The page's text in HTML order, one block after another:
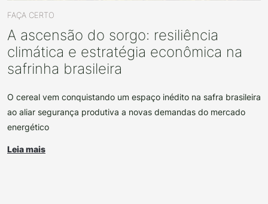
FAÇA CERTO
A ascensão do sorgo: resiliência
climática e estratégia econômica na
safrinha brasileira
O cereal vem conquistando um espaço inédito na safra brasileira
ao aliar segurança produtiva a novas demandas do mercado
energético
Leia mais